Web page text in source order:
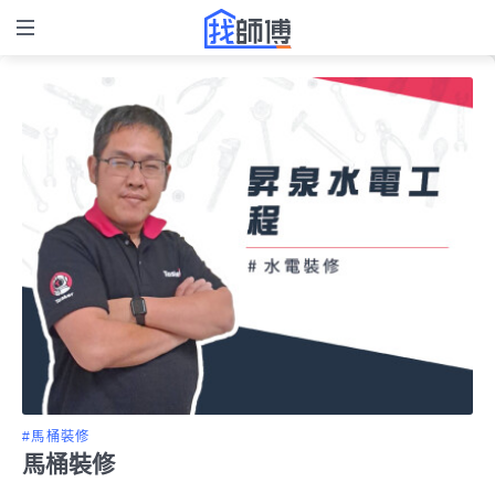
#馬桶裝修
馬桶裝修